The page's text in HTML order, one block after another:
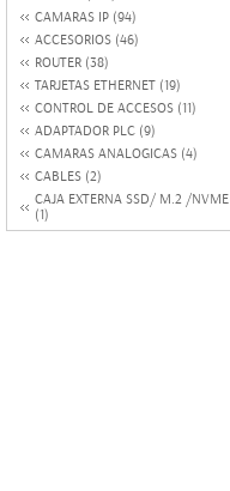
CAMARAS IP (94)
ACCESORIOS (46)
ROUTER (38)
TARJETAS ETHERNET (19)
CONTROL DE ACCESOS (11)
ADAPTADOR PLC (9)
CAMARAS ANALOGICAS (4)
CABLES (2)
CAJA EXTERNA SSD/ M.2 /NVME
(1)